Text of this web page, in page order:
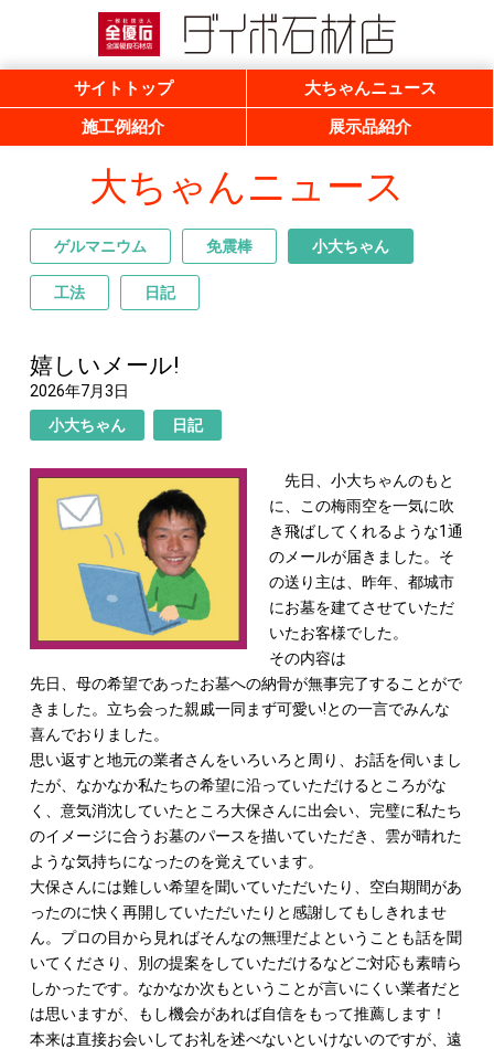
一般社団法人 全優石 全国優良石材店
サイトトップ
大ちゃんニュース
施工例紹介
展示品紹介
大ちゃんニュース
ゲルマニウム 免震棒 小大ちゃん
工法 日記
嬉しいメール!
2026年7月3日
小大ちゃん
日記
先日、小大ちゃんのもと
に、この梅雨空を一気に吹
き飛ばしてくれるような1通
のメールが届きました。そ
の送り主は、昨年、都城市
にお墓を建てさせていただ
いたお客様でした。
その内容は
先日、母の希望であったお墓への納骨が無事完了することがで
きました。立ち会った親戚一同まず可愛い!との一言でみんな
喜んでおりました。
思い返すと地元の業者さんをいろいろと周り、お話を伺いまし
たが、なかなか私たちの希望に沿っていただけるところがな
く、意気消沈していたところ大保さんに出会い、完璧に私たち
のイメージに合うお墓のパースを描いていただき、雲が晴れた
ような気持ちになったのを覚えています。
大保さんには難しい希望を聞いていただいたり、空白期間があ
ったのに快く再開していただいたりと感謝してもしきれませ
ん。プロの目から見ればそんなの無理だよということも話を聞
いてくださり、別の提案をしていただけるなどご対応も素晴ら
しかったです。なかなか次もということが言いにくい業者だと
は思いますが、もし機会があれば自信をもって推薦します！
本来は直接お会いしてお礼を述べないといけないのですが、遠